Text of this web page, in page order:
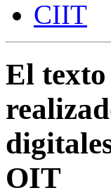
CIIT
El
OIT